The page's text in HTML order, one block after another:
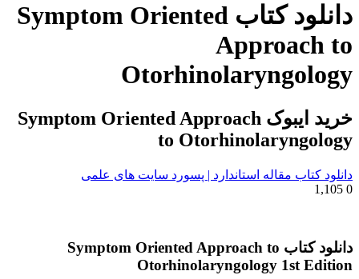
دانلود کتاب Symptom Oriented
Approach to
Otorhinolaryngology
خرید ایبوک Symptom Oriented Approach
to Otorhinolaryngology
دانلود کتاب مقاله استاندارد | پسورد سایت های علمی
0
دانلود کتاب Symptom Oriented Approach to
Otorhinolaryngology 1st Edition